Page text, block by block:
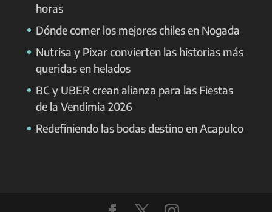
horas
Dónde comer los mejores chiles en Nogada
Nutrisa y Pixar convierten las historias más
queridas en helados
BC y UBER crean alianza para las Fiestas
de la Vendimia 2026
Redefiniendo las bodas destino en Acapulco